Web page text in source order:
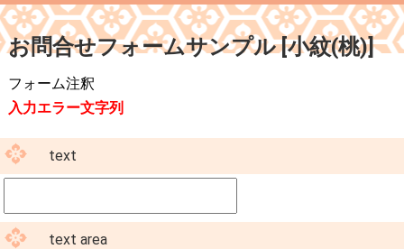
お問合せフォームサンプル [小紋(桃)]
フォーム注釈
入力エラー文字列
text
text area